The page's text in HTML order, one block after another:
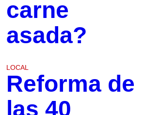
carne
asada?
LOCAL
Reforma de
las 40